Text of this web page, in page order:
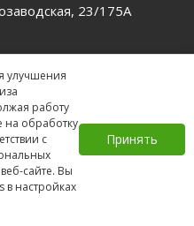
улучшения
работу
на обработку
с
сайте. Вы
в настройках
Принять
23/175А
©